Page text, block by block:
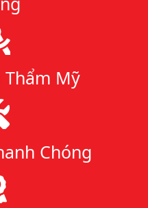
Thẩm Mỹ
Chóng